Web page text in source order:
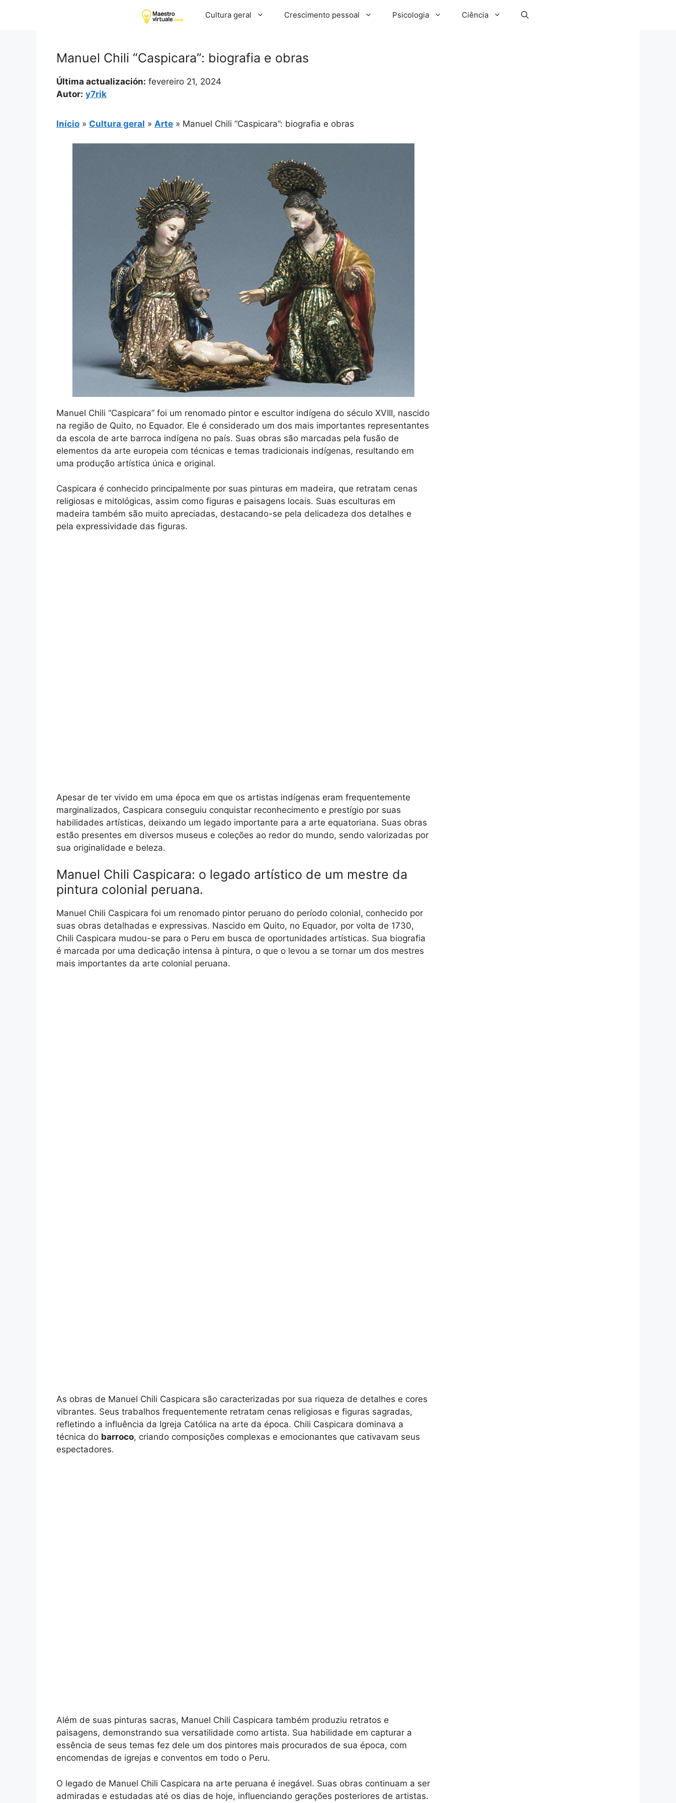
Cultura geral Crescimento pessoal Psicologia Ciência
Manuel Chili “Caspicara”: biografia e obras
Última actualización: fevereiro 21, 2024
Autor: y7rik
Início » Cultura geral » Arte » Manuel Chili “Caspicara”: biografia e obras
Manuel Chili “Caspicara” foi um renomado pintor e escultor indígena do século XVIII, nascido
na região de Quito, no Equador. Ele é considerado um dos mais importantes representantes
da escola de arte barroca indígena no país. Suas obras são marcadas pela fusão de
elementos da arte europeia com técnicas e temas tradicionais indígenas, resultando em
uma produção artística única e original.
Caspicara é conhecido principalmente por suas pinturas em madeira, que retratam cenas
religiosas e mitológicas, assim como figuras e paisagens locais. Suas esculturas em
madeira também são muito apreciadas, destacando-se pela delicadeza dos detalhes e
pela expressividade das figuras.
Apesar de ter vivido em uma época em que os artistas indígenas eram frequentemente
marginalizados, Caspicara conseguiu conquistar reconhecimento e prestígio por suas
habilidades artísticas, deixando um legado importante para a arte equatoriana. Suas obras
estão presentes em diversos museus e coleções ao redor do mundo, sendo valorizadas por
sua originalidade e beleza.
Manuel Chili Caspicara: o legado artístico de um mestre da
pintura colonial peruana.
Manuel Chili Caspicara foi um renomado pintor peruano do período colonial, conhecido por
suas obras detalhadas e expressivas. Nascido em Quito, no Equador, por volta de 1730,
Chili Caspicara mudou-se para o Peru em busca de oportunidades artísticas. Sua biografia
é marcada por uma dedicação intensa à pintura, o que o levou a se tornar um dos mestres
mais importantes da arte colonial peruana.
As obras de Manuel Chili Caspicara são caracterizadas por sua riqueza de detalhes e cores
vibrantes. Seus trabalhos frequentemente retratam cenas religiosas e figuras sagradas,
refletindo a influência da Igreja Católica na arte da época. Chili Caspicara dominava a
técnica do barroco, criando composições complexas e emocionantes que cativavam seus
espectadores.
Além de suas pinturas sacras, Manuel Chili Caspicara também produziu retratos e
paisagens, demonstrando sua versatilidade como artista. Sua habilidade em capturar a
essência de seus temas fez dele um dos pintores mais procurados de sua época, com
encomendas de igrejas e conventos em todo o Peru.
O legado de Manuel Chili Caspicara na arte peruana é inegável. Suas obras continuam a ser
admiradas e estudadas até os dias de hoje, influenciando gerações posteriores de artistas.